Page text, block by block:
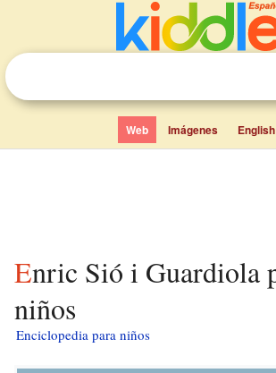
Web Imágenes English
Enric Sió i Guardiola para
niños
Enciclopedia para niños